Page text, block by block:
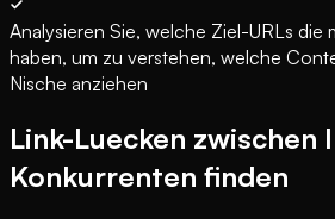
Analysieren Sie, welche Ziel-URLs die
haben, um zu verstehen, welche
Nische anziehen
Link-Luecken zwischen
Konkurrenten finden